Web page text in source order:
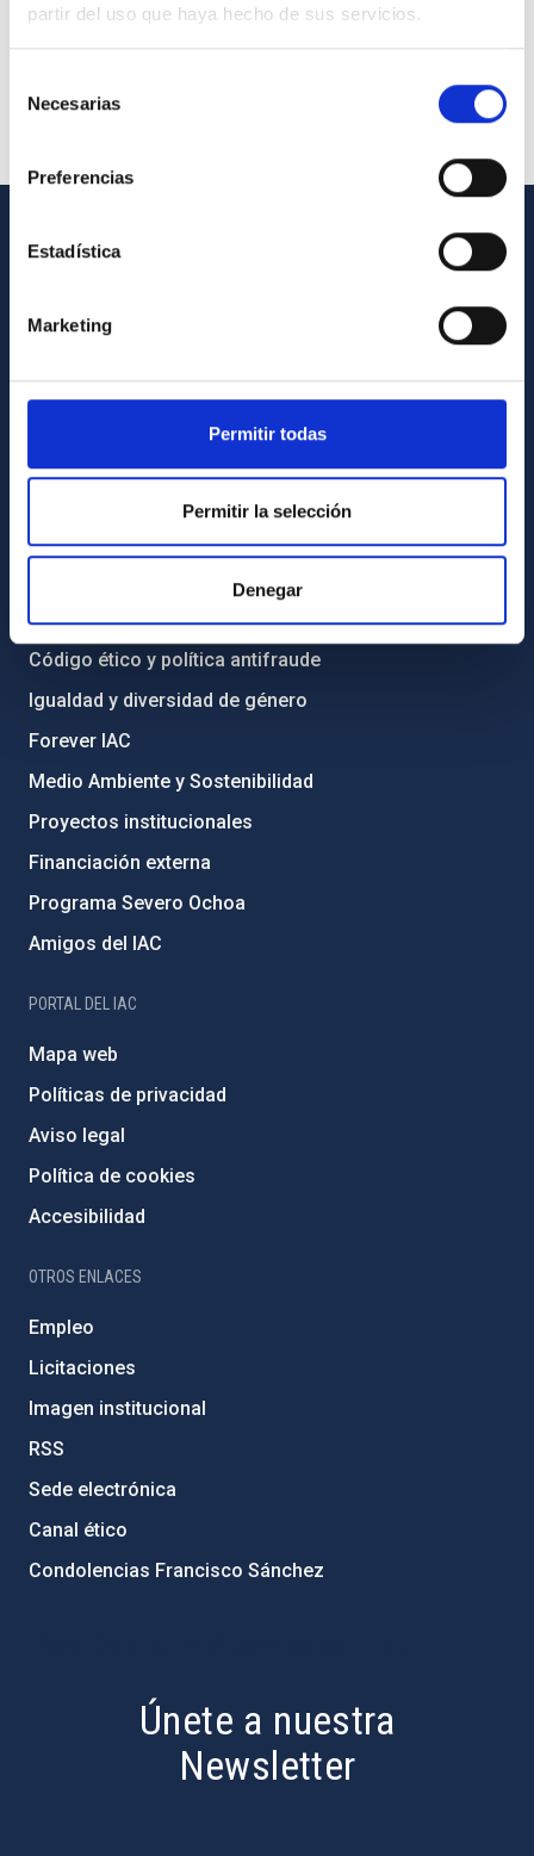
partir del uso que haya hecho de sus servicios.
Necesarias
Preferencias
Estadística
Marketing
Permitir todas
Permitir la selección
Denegar
INFORMACIÓN GENERAL
Directorio de personal
Registro general
Transparencia
Código ético y política antifraude
Igualdad y diversidad de género
Forever IAC
Medio Ambiente y Sostenibilidad
Proyectos institucionales
Financiación externa
Programa Severo Ochoa
Amigos del IAC
PORTAL DEL IAC
Mapa web
Políticas de privacidad
Aviso legal
Política de cookies
Accesibilidad
OTROS ENLACES
Empleo
Licitaciones
Imagen institucional
RSS
Sede electrónica
Canal ético
Condolencias Francisco Sánchez
Únete a nuestra
Newsletter